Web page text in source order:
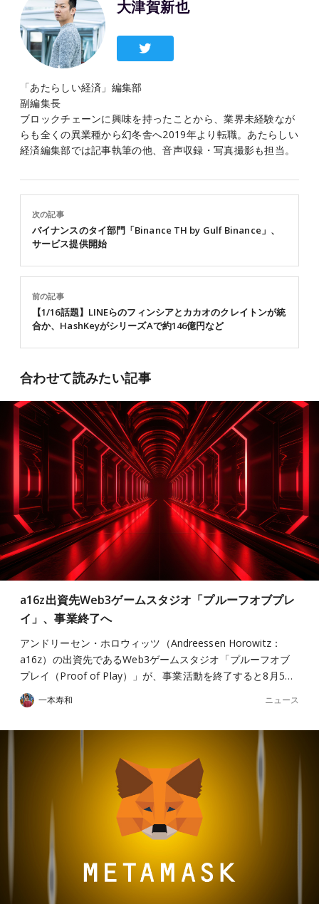
大津賀新也
「あたらしい経済」編集部
副編集長
ブロックチェーンに興味を持ったことから、業界未経験なが
らも全くの異業種から幻冬舎へ2019年より転職。あたらしい
経済編集部では記事執筆の他、音声収録・写真撮影も担当。
前の記事
【1/16話題】LINEらのフィンシアとカカオのクレイトンが統
合か、HashKeyがシリーズAで約146億円など
次の記事
バイナンスのタイ部門「Binance TH by Gulf Binance」、
サービス提供開始
合わせて読みたい記事
a16z出資先Web3ゲームスタジオ「プルーフオブプレ
イ」、事業終了へ
アンドリーセン・ホロウィッツ（Andreessen Horowitz：
a16z）の出資先であるWeb3ゲームスタジオ「プルーフオブ
プレイ（Proof of Play）」が、事業活動を終了すると8月5…
一本寿和 ニュース